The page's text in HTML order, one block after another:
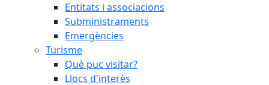
Entitats i associacions
Subministraments
Emergències
Turisme
Què puc visitar?
Llocs d'interès